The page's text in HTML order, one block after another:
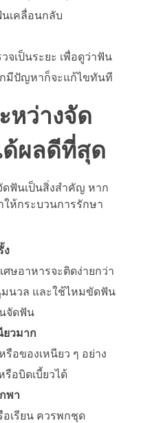
นเคลื่อนกลับ
เป็นระยะ เพื่อดูว่าฟัน
มีปัญหาก็จะแก้ไขทันที
หว่างจัด
ด้ผลดีที่สุด
ฟันเป็นสิ่งสำคัญ หาก
ให้กระบวนการรักษา
ง
ศษอาหารจะติดง่ายกว่า
มนวล และใช้ไหมขัดฟัน
จัดฟัน
ยวมาก
อของเหนียว ๆ อย่าง
อบิดเบี้ยวได้
พา
เรียน ควรพกชุด